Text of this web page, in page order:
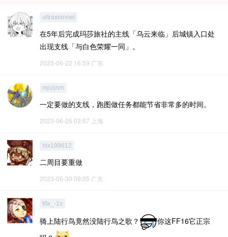
ultraxionnet
在5年后完成玛莎旅社的主线「乌云来临」后城镇入口处
出现支线「与白色荣耀一同」。
2023-06-22 16:59 广东
mjuijnm
一定要做的支线，跑图做任务都能节省非常多的时间。
2023-06-25 03:57 上海
hlx199612
二周目要重做
2023-06-30 09:05 广东
tifa_-1s
骑上陆行鸟竟然没陆行鸟之歌？
你这FF16它正宗